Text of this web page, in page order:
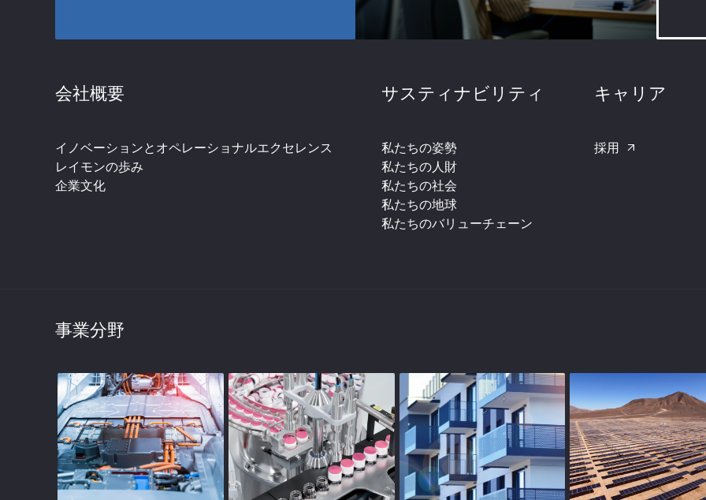
会社概要
イノベーションとオペレーショナルエクセレンス
レイモンの歩み
企業文化
サスティナビリティ
私たちの姿勢
私たちの人財
私たちの社会
私たちの地球
私たちのバリューチェーン
キャリア
採用
事業分野